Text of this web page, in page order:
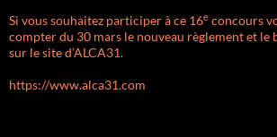
Si vous souhaitez participer à ce 16e concours
compter du 30 mars le nouveau règlement et le
sur le site d’ALCA31.
https://www.alca31.com